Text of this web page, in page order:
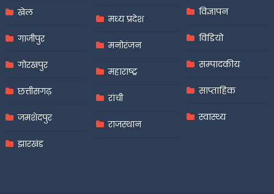
खेल
गाजीपुर
गोरखपुर
छत्तीसगढ़
जमशेदपुर
झारखंड
मध्य प्रदेश
मनोरंजन
महाराष्ट्र
रांची
राजस्थान
विज्ञापन
विडियो
सम्पादकीय
साप्ताहिक
स्वास्थ्य